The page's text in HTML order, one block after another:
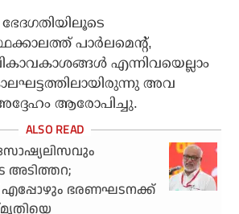
ഭേദഗതിയിലൂടെ
പാര്‍ലമെന്റ്,
എന്നിവയെല്ലാം
അവ
ആരോപിച്ചു.
ഭരണഘടനക്ക്